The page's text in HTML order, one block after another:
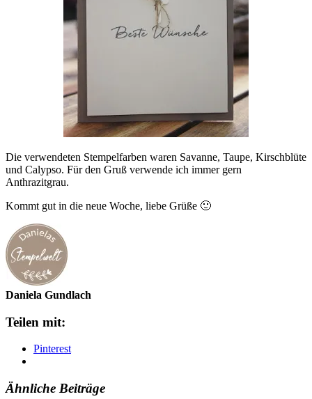
Die verwendeten Stempelfarben waren Savanne, Taupe, Kirschblüte
und Calypso. Für den Gruß verwende ich immer gern
Anthrazitgrau.
Kommt gut in die neue Woche, liebe Grüße 🙂
Daniela Gundlach
Teilen mit:
Pinterest
Ähnliche Beiträge